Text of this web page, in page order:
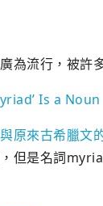
為流行，被許
Is a Noun
原來古希臘文
但是名詞